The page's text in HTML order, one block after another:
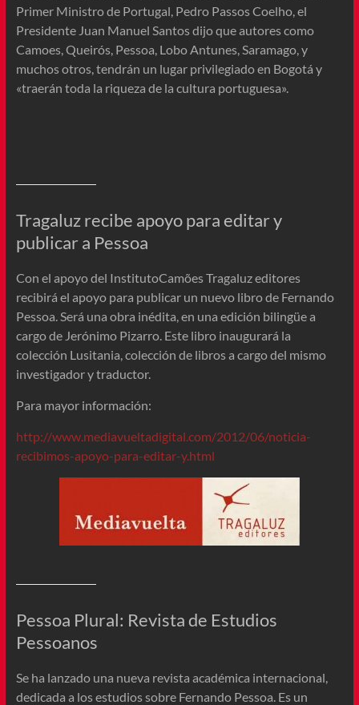
Primer Ministro de Portugal, Pedro Passos Coelho, el
Presidente Juan Manuel Santos dijo que autores como
Camoes, Queirós, Pessoa, Lobo Antunes, Saramago, y
muchos otros, tendrán un lugar privilegiado en Bogotá y
«traerán toda la riqueza de la cultura portuguesa».
Tragaluz recibe apoyo para editar y
publicar a Pessoa
Con el apoyo del InstitutoCamões Tragaluz editores
recibirá el apoyo para publicar un nuevo libro de Fernando
Pessoa. Será una obra inédita, en una edición bilingüe a
cargo de Jerónimo Pizarro. Este libro inaugurará la
colección Lusitania, colección de libros a cargo del mismo
investigador y traductor.
Para mayor información:
http://www.mediavueltadigital.com/2012/06/noticia-
recibimos-apoyo-para-editar-y.html
Pessoa Plural: Revista de Estudios
Pessoanos
Se ha lanzado una nueva revista académica internacional,
dedicada a los estudios sobre Fernando Pessoa. Es un